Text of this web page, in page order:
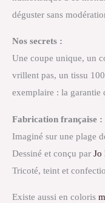
déguster sans
Nos secrets :
Une coupe unique, un
vrillent pas, un tissu
exemplaire : la garantie
Fabrication française :
Imaginé sur une plage
Dessiné et conçu par Jo
Tricoté, teint et
Existe aussi en coloris